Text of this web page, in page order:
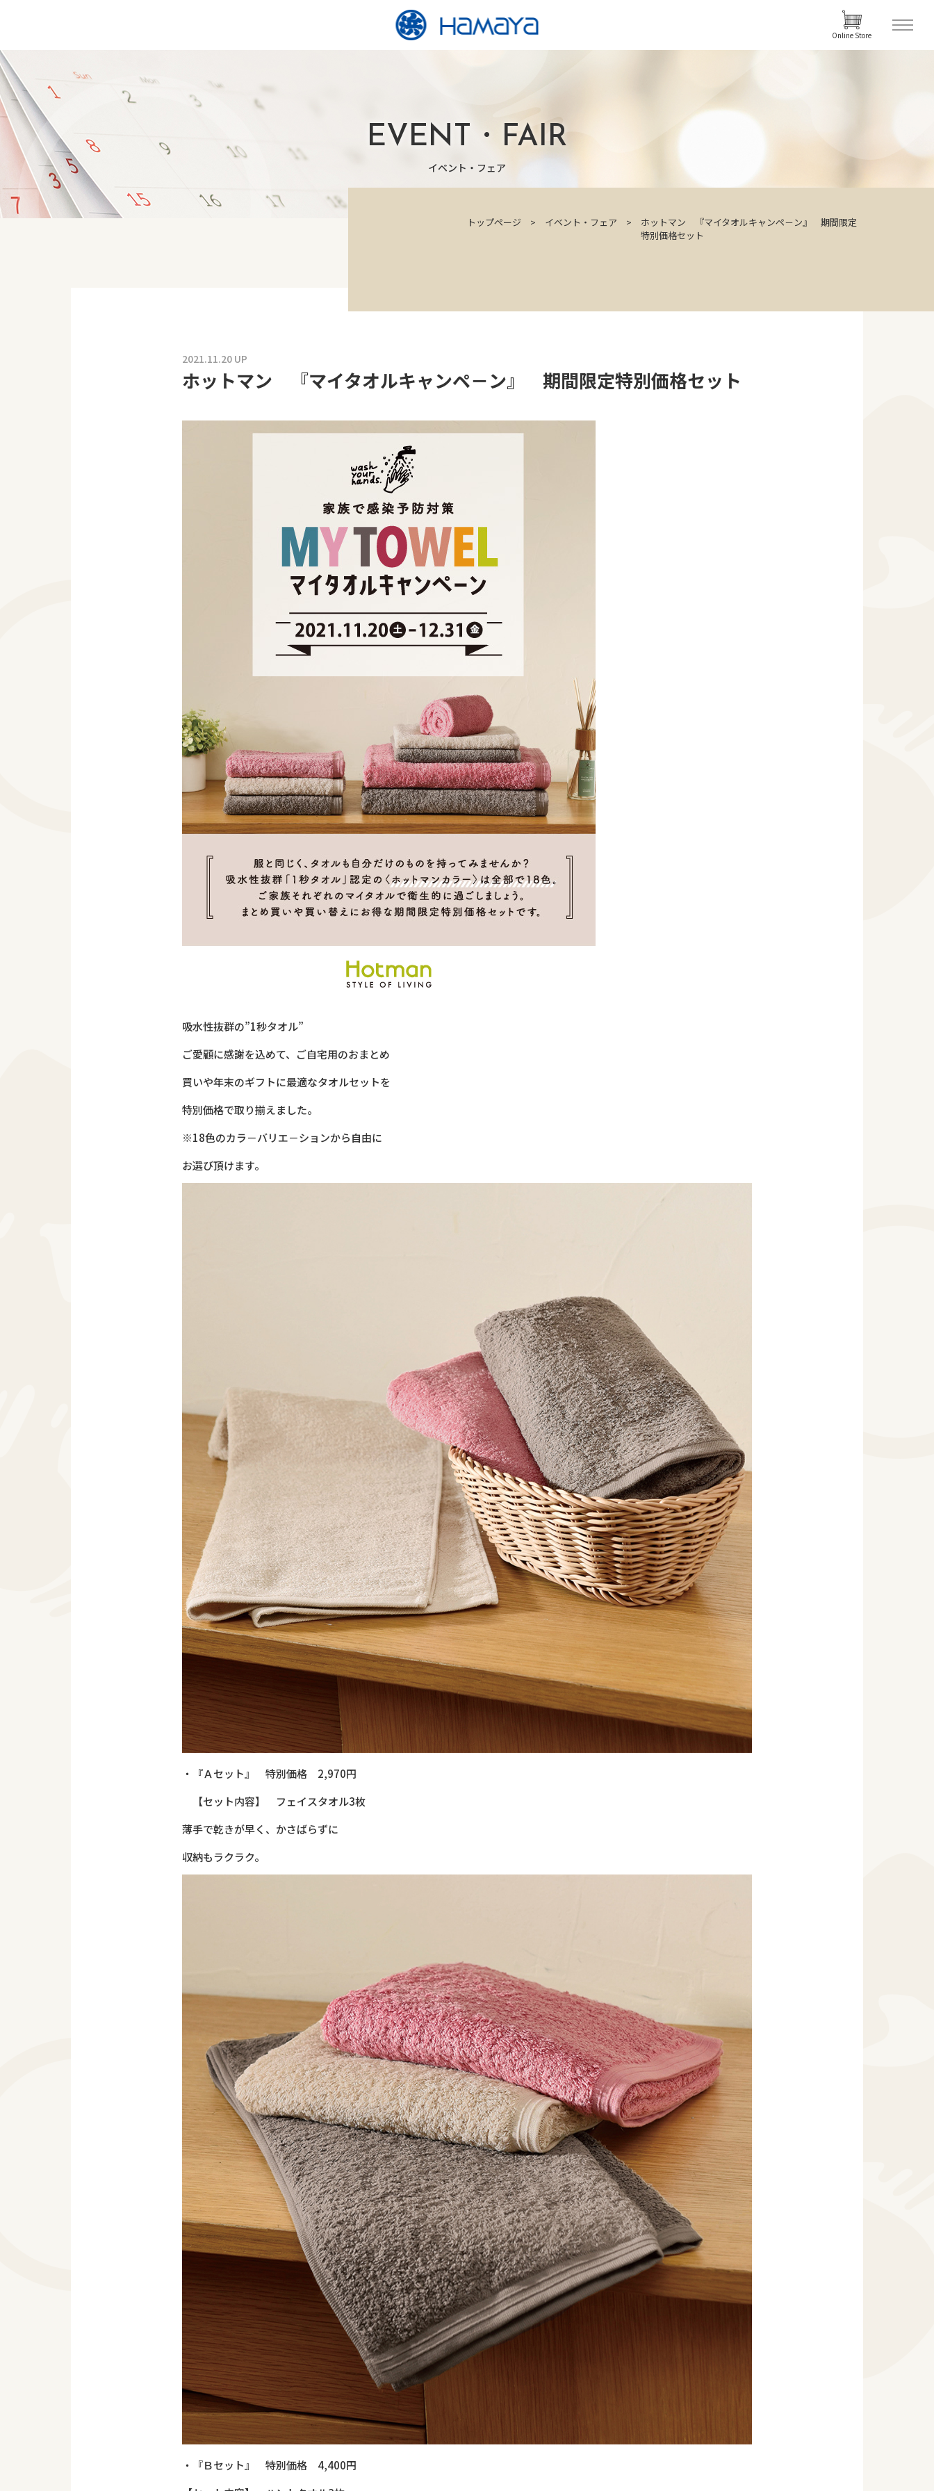
Online Store
EVENT・FAIR
イベント・フェア
トップページ イベント・フェア
ホットマン 『マイタオルキャンペ－ン』 期間限定
特別価格セット
2021.11.20 UP
ホットマン 『マイタオルキャンペ－ン』 期間限定特別価格セット
吸水性抜群の”1秒タオル”
ご愛顧に感謝を込めて、ご自宅用のおまとめ
買いや年末のギフトに最適なタオルセットを
特別価格で取り揃えました。
※18色のカラ－バリエ－ションから自由に
お選び頂けます。
・『Ａセット』 特別価格 2,970円
【セット内容】 フェイスタオル3枚
薄手で乾きが早く、かさばらずに
収納もラクラク。
・『Ｂセット』 特別価格 4,400円